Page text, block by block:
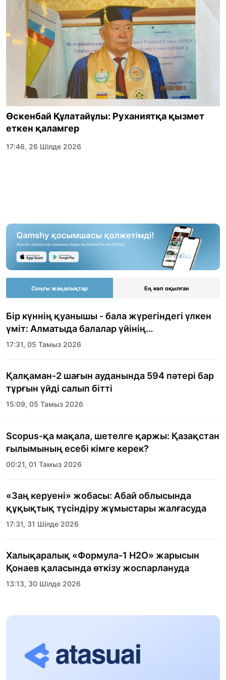
Өскенбай Құлатайұлы: Руханиятқа қызмет
еткен қаламгер
17:46, 26 Шілде 2026
Соңғы жаңалықтар Ең көп оқылған
Бір күннің қуанышы - бала жүрегіндегі үлкен
үміт: Алматыда балалар үйінің
тәрбиеленушілеріне мерекелік күн
17:31, 05 Тамыз 2026
Қалқаман-2 шағын ауданында 594 пәтері бар
тұрғын үйді салып бітті
15:09, 05 Тамыз 2026
Scopus-қа мақала, шетелге қаржы: Қазақстан
ғылымының есебі кімге керек?
00:21, 01 Тамыз 2026
«Заң керуені» жобасы: Абай облысында
құқықтық түсіндіру жұмыстары жалғасуда
17:31, 31 Шілде 2026
Халықаралық «Формула-1 H2O» жарысын
Қонаев қаласында өткізу жоспарлануда
13:13, 30 Шілде 2026
Асхат Асылбеков: Күшті билікке күшті
12:01, 28 Шілде 2026